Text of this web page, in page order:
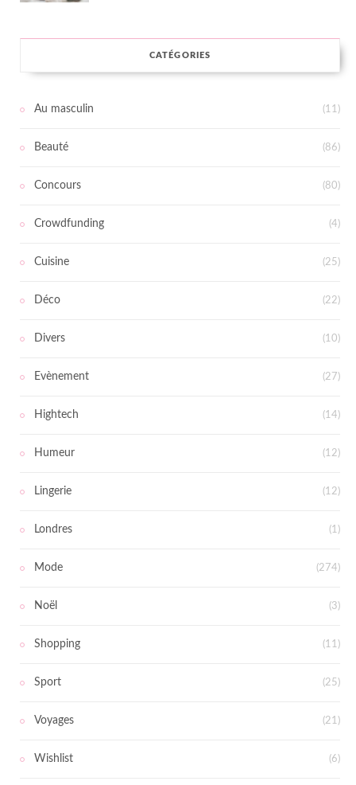
CATÉGORIES
Au masculin (11)
Beauté (86)
Concours (80)
Crowdfunding (4)
Cuisine (25)
Déco (22)
Divers (10)
Evènement (27)
Hightech (14)
Humeur (12)
Lingerie (12)
Londres (1)
Mode (274)
Noël (3)
Shopping (11)
Sport (25)
Voyages (21)
Wishlist (6)